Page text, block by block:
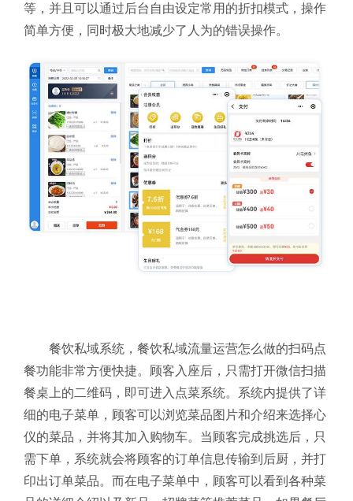
等，并且可以通过后台自由设定常用的折扣模式，操作
简单方便，同时极大地减少了人为的错误操作。
餐饮私域系统，餐饮私域流量运营怎么做的扫码点
餐功能非常方便快捷。顾客入座后，只需打开微信扫描
餐桌上的二维码，即可进入点菜系统。系统内提供了详
细的电子菜单，顾客可以浏览菜品图片和介绍来选择心
仪的菜品，并将其加入购物车。当顾客完成挑选后，只
需下单，系统就会将顾客的订单信息传输到后厨，并打
印出订单菜品。而在电子菜单中，顾客可以看到各种菜